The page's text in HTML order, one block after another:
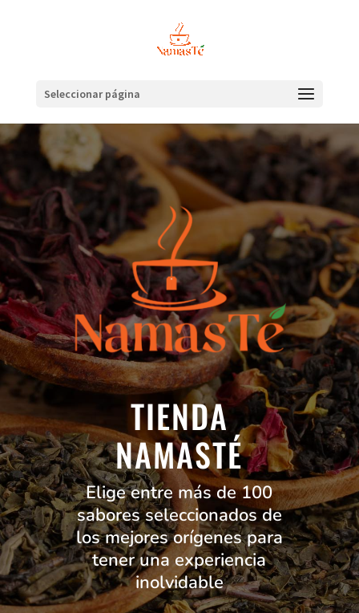
Seleccionar página
TIENDA
NAMASTÉ
Elige entre más de 100
sabores seleccionados de
los mejores orígenes para
tener una experiencia
inolvidable